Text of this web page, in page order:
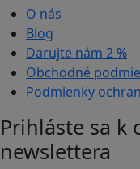
O nás
Blog
Darujte nám 2 %
Obchodné
Podmienky
Prihláste sa k
newslettera